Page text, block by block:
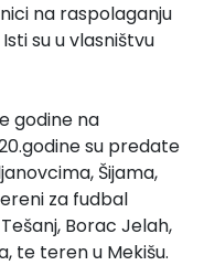
na raspolaganju
su u vlasništvu
godine na
su predate
Šijama,
za fudbal
Borac Jelah,
te teren u Mekišu.